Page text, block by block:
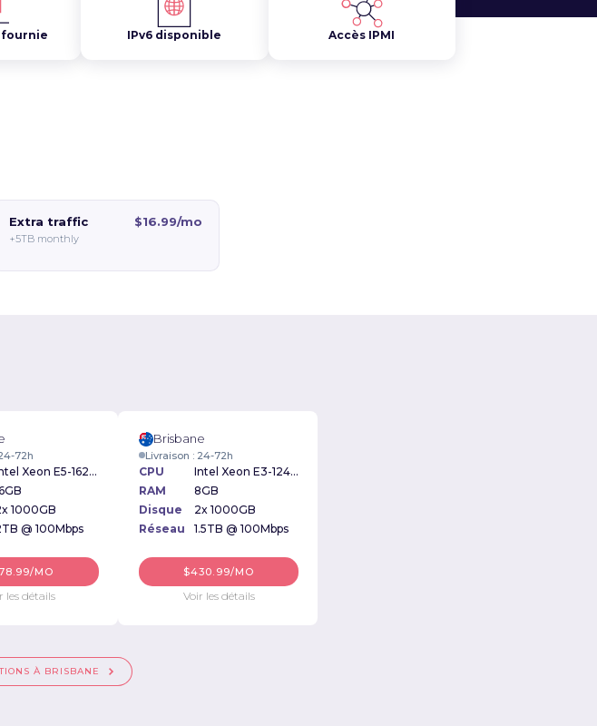
fournie IPv6 disponible Accès IPMI
Extra traffic
+5TB monthly
$16.99/mo
72h
Intel Xeon E5-1620 3.60GHz
1000GB
@ 100Mbps
MO
les détails
Brisbane
Livraison : 24-72h
CPU
Intel Xeon E3-1240 3.30GHz
RAM
8GB
Disque
2x 1000GB
Réseau
1.5TB @ 100Mbps
$430.99/MO
Voir les détails
À BRISBANE